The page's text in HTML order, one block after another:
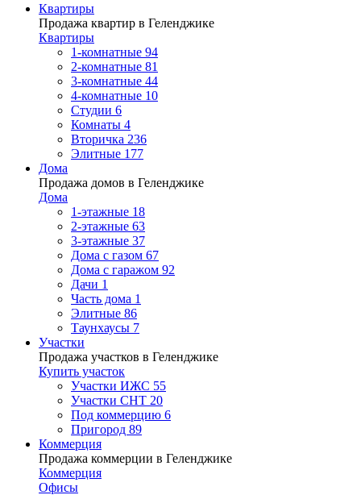
Квартиры
Продажа квартир в Геленджике
Квартиры
1-комнатные 94
2-комнатные 81
3-комнатные 44
4-комнатные 10
Студии 6
Комнаты 4
Вторичка 236
Элитные 177
Дома
Продажа домов в Геленджике
Дома
1-этажные 18
2-этажные 63
3-этажные 37
Дома с газом 67
Дома с гаражом 92
Дачи 1
Часть дома 1
Элитные 86
Таунхаусы 7
Участки
Продажа участков в Геленджике
Купить участок
Участки ИЖС 55
Участки СНТ 20
Под коммерцию 6
Пригород 89
Коммерция
Продажа коммерции в Геленджике
Коммерция
Офисы